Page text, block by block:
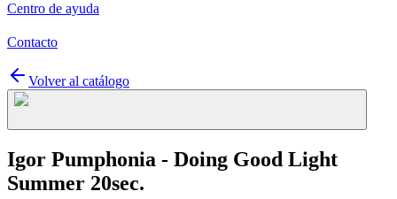
Centro de ayuda
Contacto
Volver al catálogo
Igor Pumphonia - Doing Good Light
Summer 20sec.